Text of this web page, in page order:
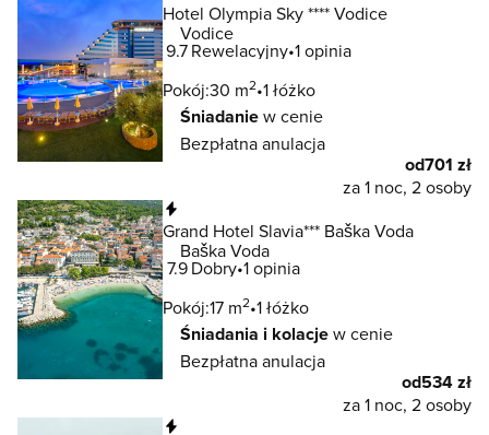
Hotel Olympia Sky **** Vodice
Vodice
9.7Rewelacyjny 1 opinia
Pokój:30 m2 1 łóżko
Śniadaniew cenie
Bezpłatna anulacja
od701 zł
za 1 noc, 2 osoby
Grand Hotel Slavia*** Baška Voda
Baška Voda
7.9 Dobry 1 opinia
Pokój:17 m2 1 łóżko
Śniadania i kolacjew cenie
Bezpłatna anulacja
od534 zł
za 1 noc, 2 osoby